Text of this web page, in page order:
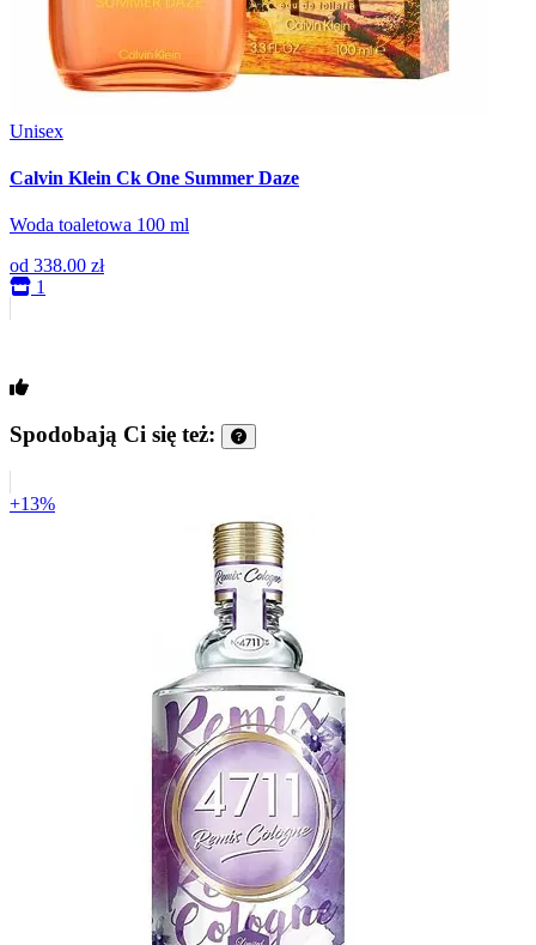
Unisex
Calvin Klein Ck One Summer Daze
Woda toaletowa 100 ml
od 338.00 zł
1
Spodobają Ci się też:
+13%